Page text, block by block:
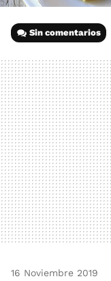
Sin comentarios
16 Noviembre 2019